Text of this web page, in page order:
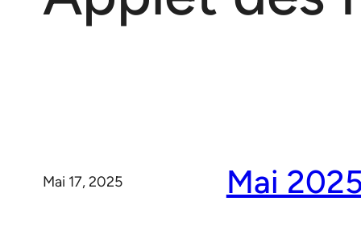
Mai 17, 2025 Mai